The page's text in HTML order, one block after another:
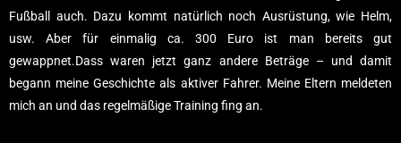
Fußball auch. Dazu kommt natürlich noch Ausrüstung, wie Helm,
usw. Aber für einmalig ca. 300 Euro ist man bereits gut
gewappnet.Dass waren jetzt ganz andere Beträge – und damit
begann meine Geschichte als aktiver Fahrer. Meine Eltern meldeten
mich an und das regelmäßige Training fing an.